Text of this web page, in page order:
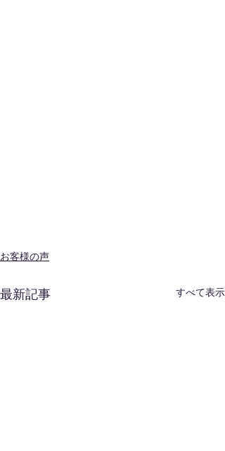
お客様の声
最新記事 すべて表示